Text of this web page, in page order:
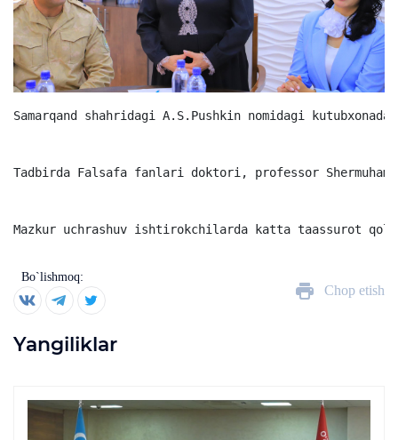
Samarqand shahridagi A.S.Pushkin nomidagi
Tadbirda Falsafa fanlari doktori, professor
Bo`lishmoq:
Chop etish
Yangiliklar